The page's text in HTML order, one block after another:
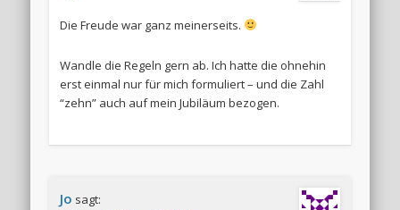
Die Freude war ganz meinerseits.
Wandle die Regeln gern ab. Ich hatte die ohnehin
erst einmal nur für mich formuliert – und die Zahl
“zehn” auch auf mein Jubiläum bezogen.
Jo sagt: